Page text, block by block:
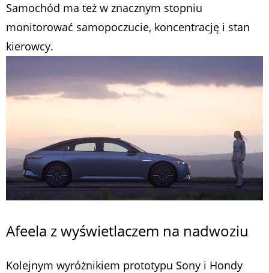
Samochód ma też w znacznym stopniu
monitorować samopoczucie, koncentrację i stan
kierowcy.
Afeela z wyświetlaczem na nadwoziu
Kolejnym wyróżnikiem prototypu Sony i Hondy